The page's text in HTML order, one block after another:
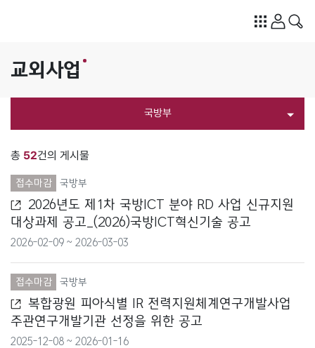
교외사업
경찰청
과학기술정보통신부
국방부
총 52건의 게시물
접수마감 국방부
2026년도 제1차 국방ICT 분야 RD 사업 신규지원
대상과제 공고_(2026)국방ICT혁신기술 공고
2026-02-09 ~ 2026-03-03
접수마감 국방부
복합광원 피아식별 IR 전력지원체계연구개발사업
주관연구개발기관 선정을 위한 공고
2025-12-08 ~ 2026-01-16